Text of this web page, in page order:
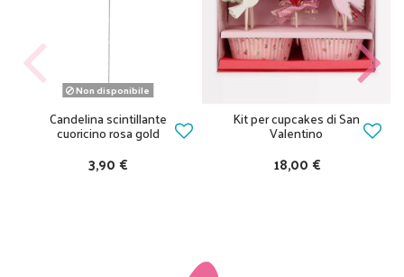
Non disponibile
Candelina scintillante
cuoricino rosa gold
3,90 €
Kit per cupcakes di San
Valentino
18,00 €